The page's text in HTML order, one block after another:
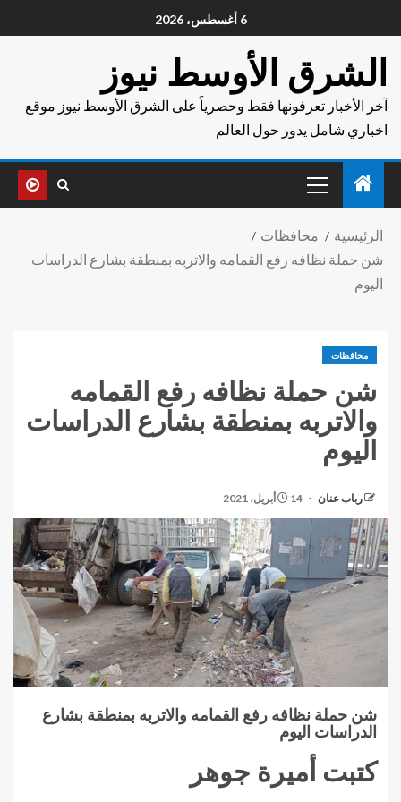
6 أغسطس، 2026
الشرق الأوسط نيوز
آخر الأخبار تعرفونها فقط وحصرياً على الشرق الأوسط نيوز موقع
اخباري شامل يدور حول العالم
الرئيسية
محافظات
شن حملة نظافه رفع القمامه والاتربه بمنطقة بشارع الدراسات
اليوم
محافظات
شن حملة نظافه رفع القمامه
والاتربه بمنطقة بشارع الدراسات
اليوم
رباب عنان 14 أبريل، 2021
شن حملة نظافه رفع القمامه والاتربه بمنطقة بشارع
الدراسات اليوم
كتبت أميرة جوهر